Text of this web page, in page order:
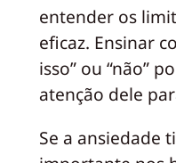
entender os
eficaz. Ensinar
isso” ou “não”
atenção dele
Se a ansiedade